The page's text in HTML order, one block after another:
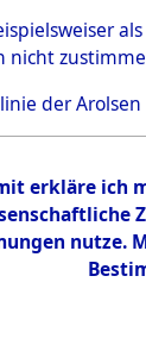
nicht
der Arolsen
erkläre ich
nutze.